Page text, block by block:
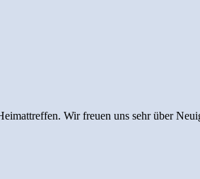
Wir freuen uns sehr über